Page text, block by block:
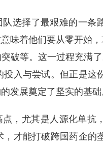
队选择了最艰难的一
味着他们要从零开始，
破等。这一过程充满
入与尝试。但正是这
发展奠定了坚实的基础
，尤其是人源化单抗
才能打破跨国药企的